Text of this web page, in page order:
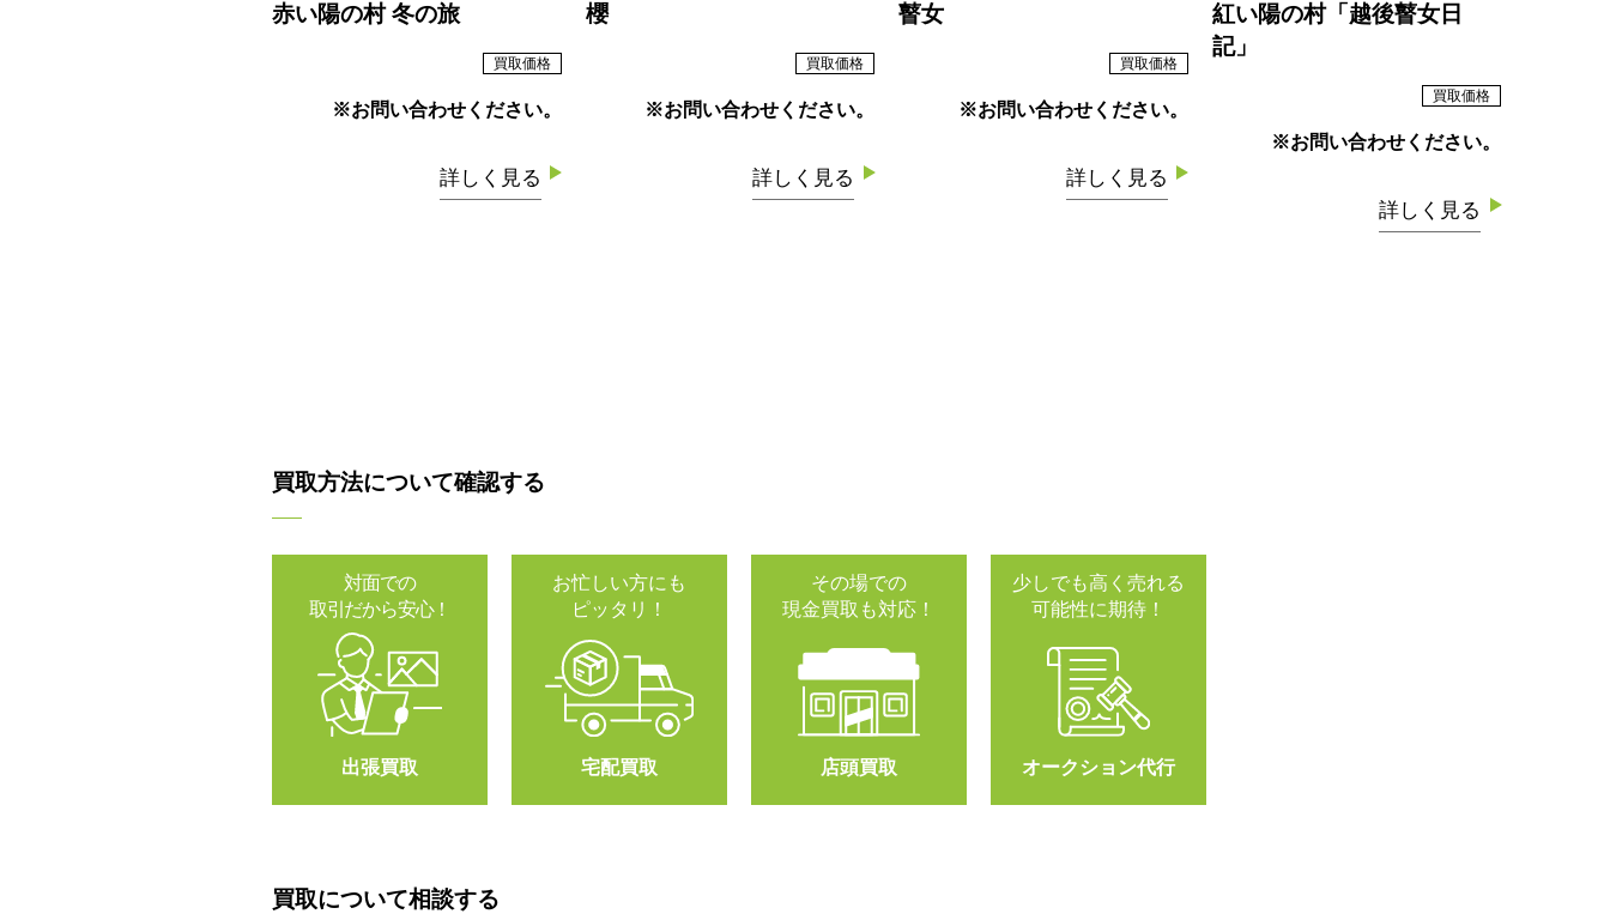
赤い陽の村 冬の旅
買取価格
※お問い合わせください。
詳しく見る
櫻
買取価格
※お問い合わせください。
詳しく見る
瞽女
買取価格
※お問い合わせください。
詳しく見る
紅い陽の村「越後瞽女日
記」
買取価格
※お問い合わせください。
詳しく見る
買取方法について確認する
対面での
取引だから安心！
出張買取
お忙しい方にも
ピッタリ！
宅配買取
その場での
現金買取も対応！
店頭買取
少しでも高く売れる
可能性に期待！
オークション代行
買取について相談する